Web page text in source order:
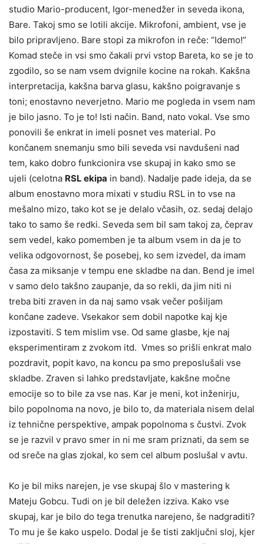
studio Mario-producent, Igor-menedžer in seveda ikona,
Bare. Takoj smo se lotili akcije. Mikrofoni, ambient, vse je
bilo pripravljeno. Bare stopi za mikrofon in reče: “Idemo!”
Komad steče in vsi smo čakali prvi vstop Bareta, ko se je to
zgodilo, so se nam vsem dvignile kocine na rokah. Kakšna
interpretacija, kakšna barva glasu, kakšno poigravanje s
toni; enostavno neverjetno. Mario me pogleda in vsem nam
je bilo jasno. To je to! Isti način. Band, nato vokal. Vse smo
ponovili še enkrat in imeli posnet ves material. Po
končanem snemanju smo bili seveda vsi navdušeni nad
tem, kako dobro funkcionira vse skupaj in kako smo se
ujeli (celotna RSL ekipa in band). Nadalje pade ideja, da se
album enostavno mora mixati v studiu RSL in to vse na
mešalno mizo, tako kot se je delalo včasih, oz. sedaj delajo
tako to samo še redki. Seveda sem bil sam takoj za, čeprav
sem vedel, kako pomemben je ta album vsem in da je to
velika odgovornost, še posebej, ko sem izvedel, da imam
časa za miksanje v tempu ene skladbe na dan. Bend je imel
v samo delo takšno zaupanje, da so rekli, da jim niti ni
treba biti zraven in da naj samo vsak večer pošiljam
končane zadeve. Vsekakor sem dobil napotke kaj kje
izpostaviti. S tem mislim vse. Od same glasbe, kje naj
eksperimentiram z zvokom itd. Vmes so prišli enkrat malo
pozdravit, popit kavo, na koncu pa smo preposlušali vse
skladbe. Zraven si lahko predstavljate, kakšne močne
emocije so to bile za vse nas. Kar je meni, kot inženirju,
bilo popolnoma na novo, je bilo to, da materiala nisem delal
iz tehnične perspektive, ampak popolnoma s čustvi. Zvok
se je razvil v pravo smer in ni me sram priznati, da sem se
od sreče na glas zjokal, ko sem cel album poslušal v avtu.
Ko je bil miks narejen, je vse skupaj šlo v mastering k
Mateju Gobcu. Tudi on je bil deležen izziva. Kako vse
skupaj, kar je bilo do tega trenutka narejeno, še nadgraditi?
To mu je še kako uspelo. Dodal je še tisti zaključni sloj, kjer